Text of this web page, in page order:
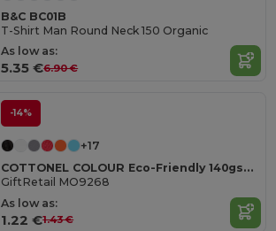
B&C BC01B
T-Shirt Man Round Neck 150 Organic
As low as:
5.35 €6.90 €
-14%
+17
COTTONEL COLOUR Eco-Friendly 140gsm Cotton Shopping Tote Bag
GiftRetail MO9268
As low as:
1.22 €1.43 €